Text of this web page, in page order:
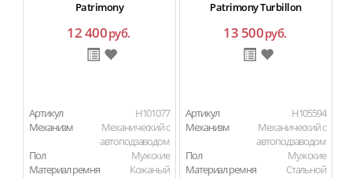
Patrimony
12 400руб.
Артикул
H101077
Механизм
Механический с
автоподзаводом
Пол
Мужские
Материал ремня
Кожаный
Patrimony Turbillon
13 500руб.
Артикул
H105594
Механизм
Механический с
автоподзаводом
Пол
Мужские
Материал ремня
Стальной